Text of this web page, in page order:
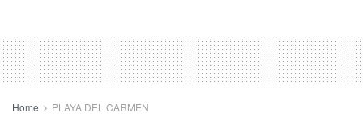
Home PLAYA DEL CARMEN